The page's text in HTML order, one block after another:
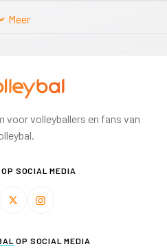
Meer
voor volleyballers en fans van
OP SOCIAL MEDIA
OP SOCIAL MEDIA